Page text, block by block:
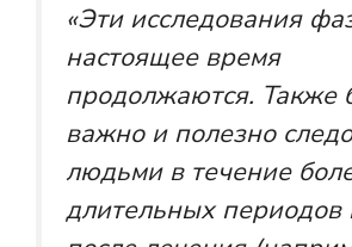
«Эти исследования
настоящее время
продолжаются. Также
важно и полезно
людьми в течение
длительных периодов